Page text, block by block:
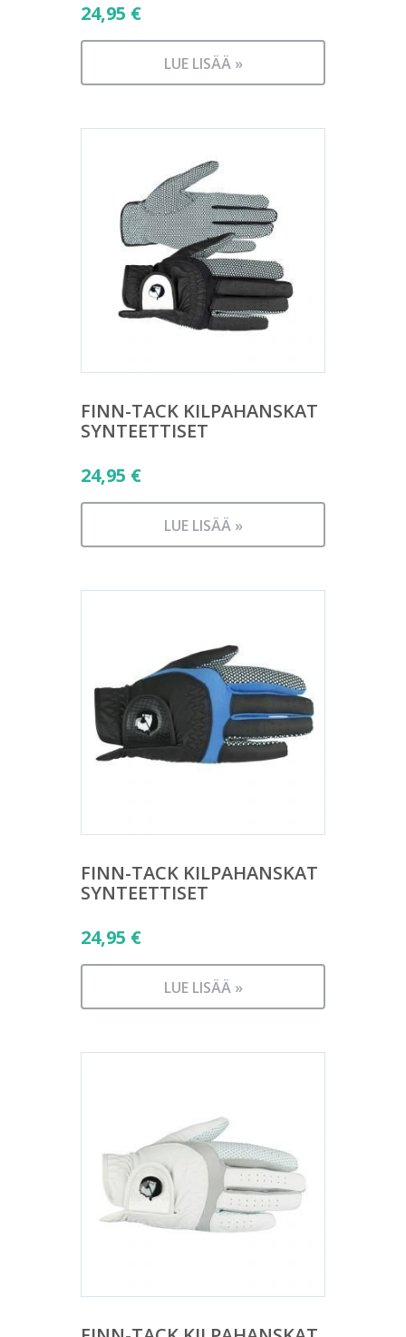
24,95 €
LUE LISÄÄ »
FINN-TACK KILPAHANSKAT
SYNTEETTISET
24,95 €
LUE LISÄÄ »
FINN-TACK KILPAHANSKAT
SYNTEETTISET
24,95 €
LUE LISÄÄ »